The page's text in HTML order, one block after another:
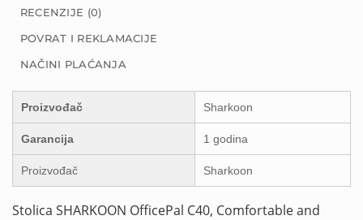
RECENZIJE (0)
POVRAT I REKLAMACIJE
NAČINI PLAĆANJA
Proizvođač Sharkoon
Garancija 1 godina
Proizvođač Sharkoon
Stolica SHARKOON OfficePal C40, Comfortable and